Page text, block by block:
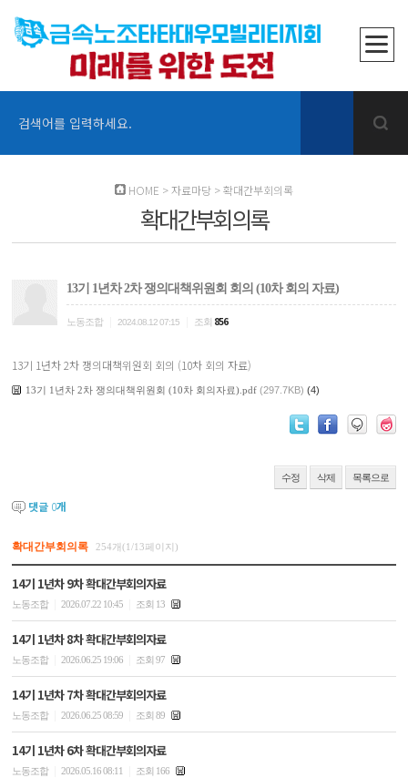
검색어를 입력하세요.
HOME >자료마당 >확대간부회의록
확대간부회의록
13기 1년차 2차 쟁의대책위원회 회의 (10차 회의 자료)
노동조합 2024.08.12 07:15 조회 856
13기 1년차 2차 쟁의대책위원회 회의 (10차 회의 자료)
13기 1년차 2차 쟁의대책위원회 (10차 회의자료).pdf (297.7KB) (4)
수정 삭제 목록으로
댓글 0개
확대간부회의록 254개(1/13페이지)
14기 1년차 9차 확대간부회의자료
노동조합 2026.07.22 10:45 조회 13
14기 1년차 8차 확대간부회의자료
노동조합 2026.06.25 19:06 조회 97
14기 1년차 7차 확대간부회의자료
노동조합 2026.06.25 08:59 조회 89
14기 1년차 6차 확대간부회의자료
노동조합 2026.05.16 08:11 조회 166